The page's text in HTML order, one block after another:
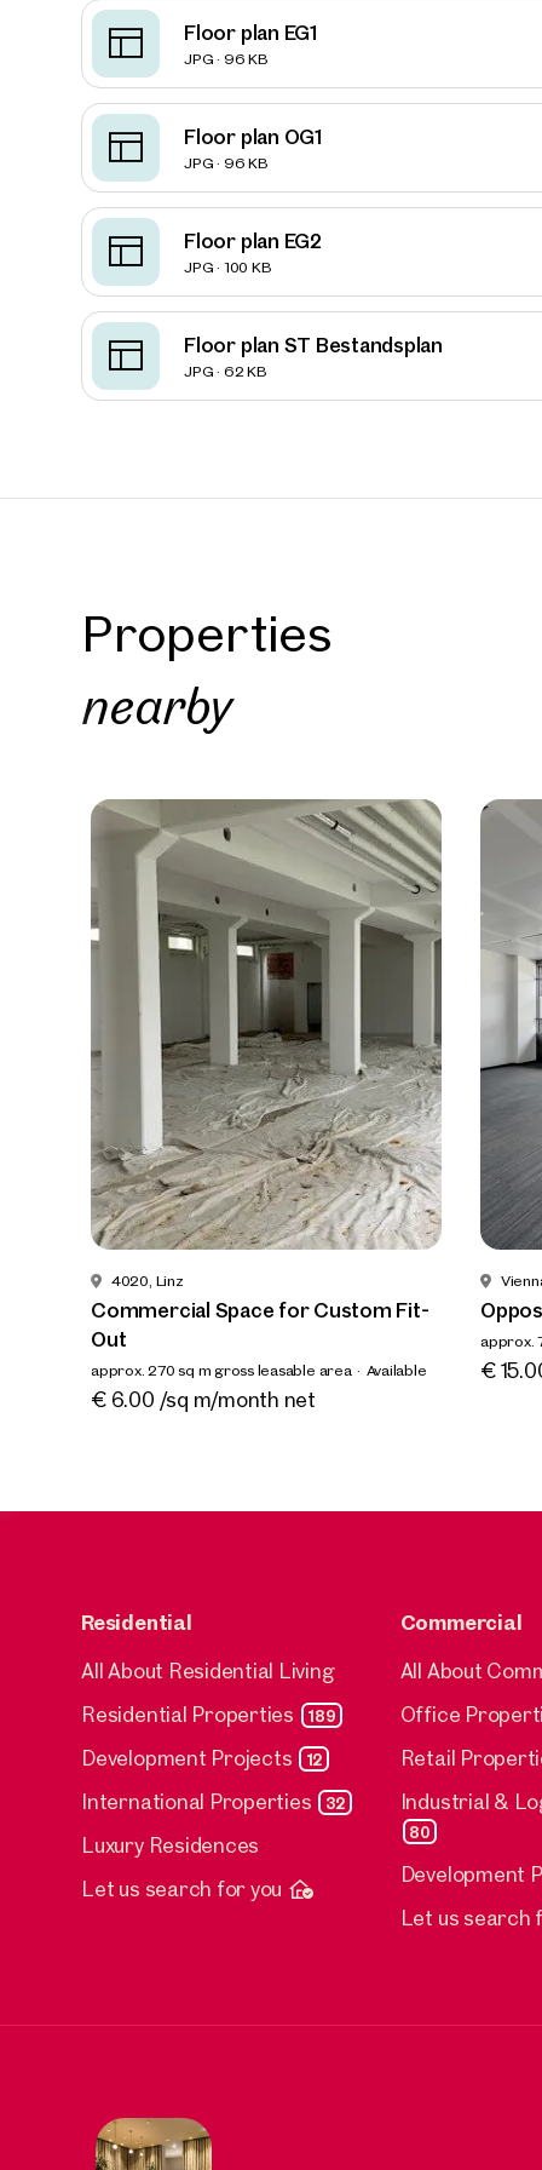
Floor plan EG1
JPG · 96 KB
Floor plan OG1
JPG · 96 KB
Floor plan EG2
JPG · 100 KB
Floor plan ST Bestandsplan
JPG · 62 KB
E-
Properties
nearby
4020, Linz
Commercial Space for Custom Fit-
Out
approx. 270 sq m gross leasable area Available
€ 6.00 /sq m/month net
approx.
€
Residential
All About Residential Living
Residential Properties
189
Development Projects 12
International Properties 32
Luxury Residences
Let us search for you
Commercial
All About
Office
Retail
Industrial &
80
Development
Let us search
Tell
How